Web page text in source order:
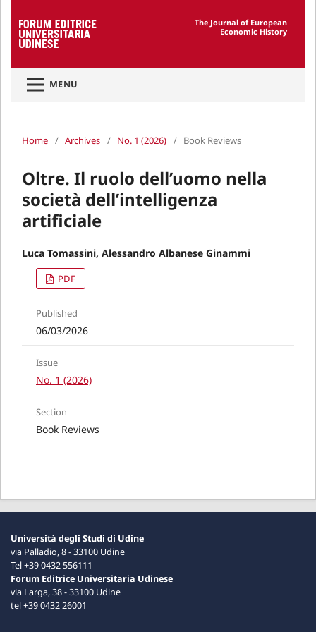
The Journal of European
Economic History
MENU
Home / Archives / No. 1 (2026) / Book Reviews
Oltre. Il ruolo dell’uomo nella
società dell’intelligenza
artificiale
Luca Tomassini, Alessandro Albanese Ginammi
PDF
Published
06/03/2026
Issue
No. 1 (2026)
Section
Book Reviews
Università degli Studi di Udine
via Palladio, 8 - 33100 Udine
Tel +39 0432 556111
Forum Editrice Universitaria Udinese
via Larga, 38 - 33100 Udine
tel +39 0432 26001